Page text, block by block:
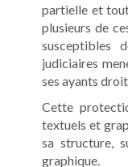
partielle et
plusieurs de
susceptibles
judiciaires
ses ayants
Cette
textuels et
sa structure,
graphique.